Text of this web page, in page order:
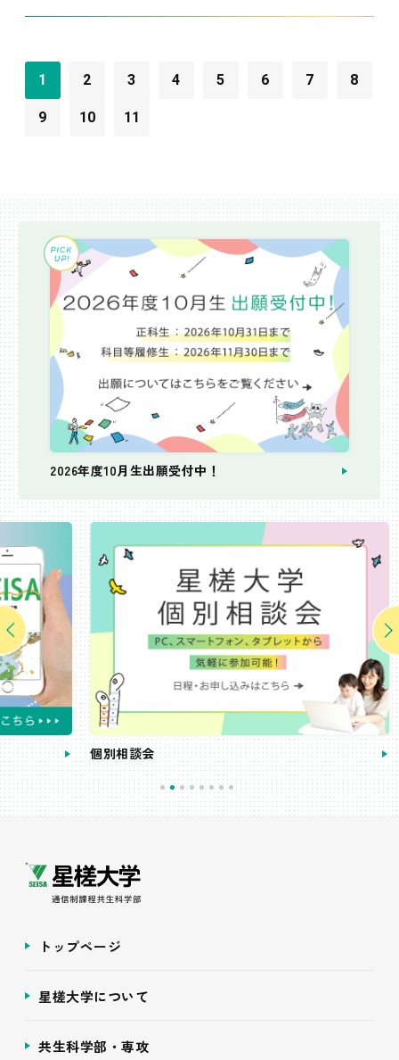
1 2 3 4 5 6 7 8
9 10 11
2026年度10月生出願受付中！
個別相談会 受講
トップページ
星槎大学について
共生科学部・専攻